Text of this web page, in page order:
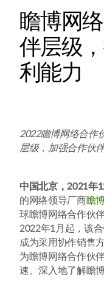
瞻博网
伴层级
利能力
2022瞻博网络合作
层级，加强合作伙
中国北京，2021年
的网络领导厂商瞻
球瞻博网络合作伙
2022年1月起，该
成为采用协作销售
为瞻博网络合作伙
速、深入地了解瞻